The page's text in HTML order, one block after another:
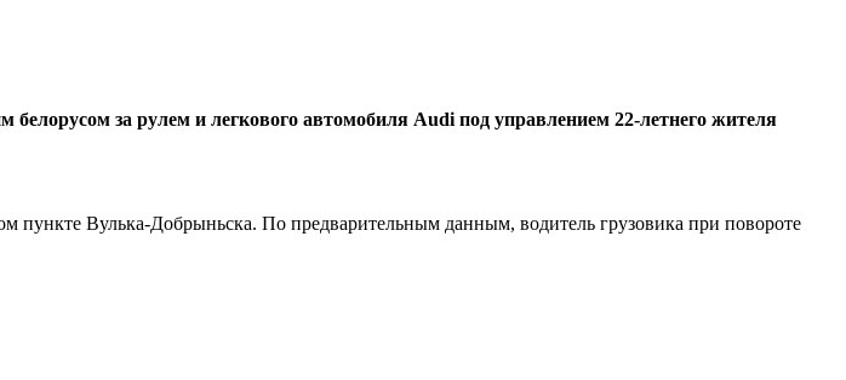
белорусом за рулем и легкового автомобиля Audi под управлением 22-летнего жителя
пункте Вулька-Добрыньска. По предварительным данным, водитель грузовика при повороте